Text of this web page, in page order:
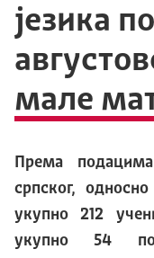
језика
мале
Према
српског,
укупно 212
укупно 54